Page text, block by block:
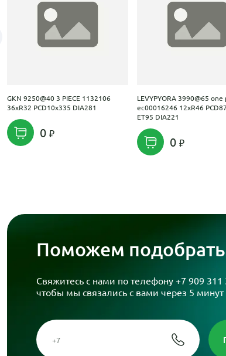
GKN 9250@40 3 PIECE 1132106
36xR32 PCD10x335 DIA281
0
LEVYPYORA 3990@65 one
ec00016246 12xR46
ET95 DIA221
0
Поможем
Свяжитесь с нами по телефону +7 909 311
чтобы мы связались с вами через 5 минут